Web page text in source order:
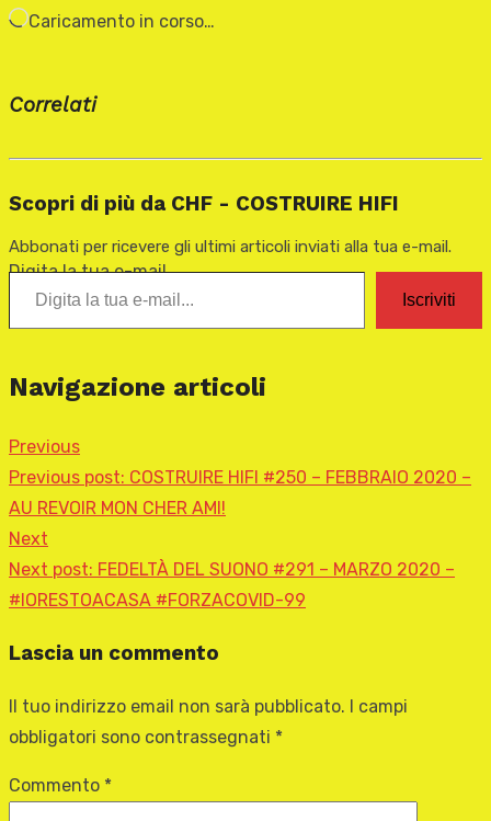
Caricamento in corso…
Correlati
Scopri di più da CHF - COSTRUIRE HIFI
Abbonati per ricevere gli ultimi articoli inviati alla tua e-mail.
Digita la tua e-mail...
Iscriviti
Navigazione articoli
Previous
Previous post: COSTRUIRE HIFI #250 – FEBBRAIO 2020 –
AU REVOIR MON CHER AMI!
Next
Next post: FEDELTÀ DEL SUONO #291 – MARZO 2020 –
#IORESTOACASA #FORZACOVID-99
Lascia un commento
Il tuo indirizzo email non sarà pubblicato. I campi
obbligatori sono contrassegnati *
Commento *